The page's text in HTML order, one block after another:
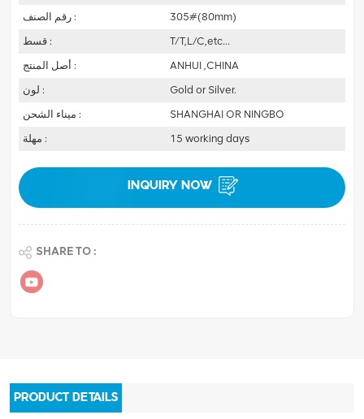
رقم الصنف :
305#(80mm)
قسط :
T/T,L/C,etc...
أصل المنتج :
ANHUI ,CHINA
لون :
Gold or Silver.
ميناء الشحن :
SHANGHAI OR NINGBO
مهلة :
15 working days
INQUIRY NOW
SHARE TO :
PRODUCT DETAILS